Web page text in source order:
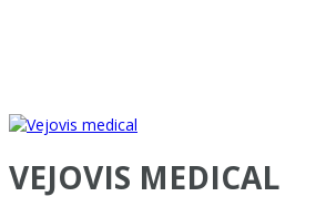
VEJOVIS MEDICAL